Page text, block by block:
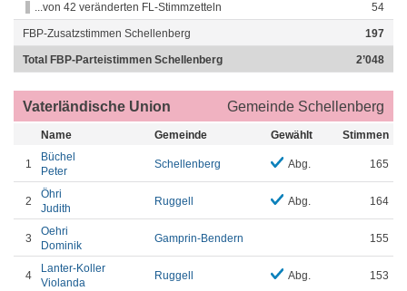
...von 42 veränderten FL-Stimmzetteln 54
FBP-Zusatzstimmen Schellenberg 197
Total FBP-Parteistimmen Schellenberg 2’048
Vaterländische Union Gemeinde Schellenberg
Name Gemeinde Gewählt Stimmen
1
Büchel
Peter
Schellenberg Abg. 165
2
Öhri
Judith
Ruggell Abg. 164
3
Oehri
Dominik
Gamprin-Bendern 155
4
Lanter-Koller
Violanda
Ruggell Abg. 153